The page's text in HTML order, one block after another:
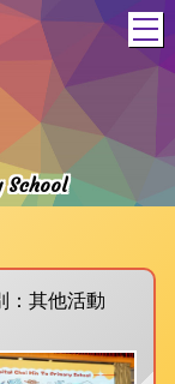
School
：其他活動